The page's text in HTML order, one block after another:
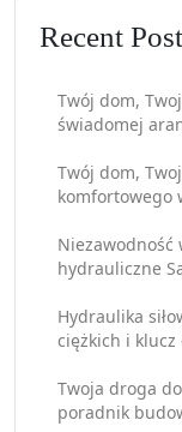
Recent
Twój dom,
świadomej
Twój dom,
komfortowego
Niezawodność
hydrauliczne
Hydraulika
ciężkich i klucz
Twoja droga
poradnik